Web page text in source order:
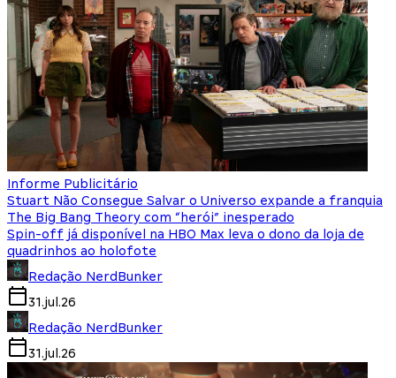
Informe Publicitário
Stuart Não Consegue Salvar o Universo expande a franquia
The Big Bang Theory com “herói” inesperado
Spin-off já disponível na HBO Max leva o dono da loja de
quadrinhos ao holofote
Redação NerdBunker
31.jul.26
Redação NerdBunker
31.jul.26